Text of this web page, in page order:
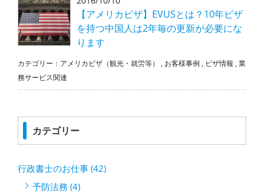
【アメリカビザ】EVUSとは？10年ビザ
を持つ中国人は2年毎の更新が必要にな
ります
カテゴリー： アメリカビザ（観光・就労等） , お客様事例 , ビザ情報 , 業
務サービス関連
カテゴリー
行政書士のお仕事 (42)
予防法務 (4)